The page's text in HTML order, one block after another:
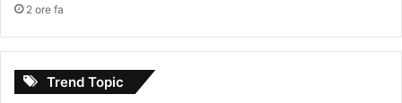
2 ore fa
Trend Topic